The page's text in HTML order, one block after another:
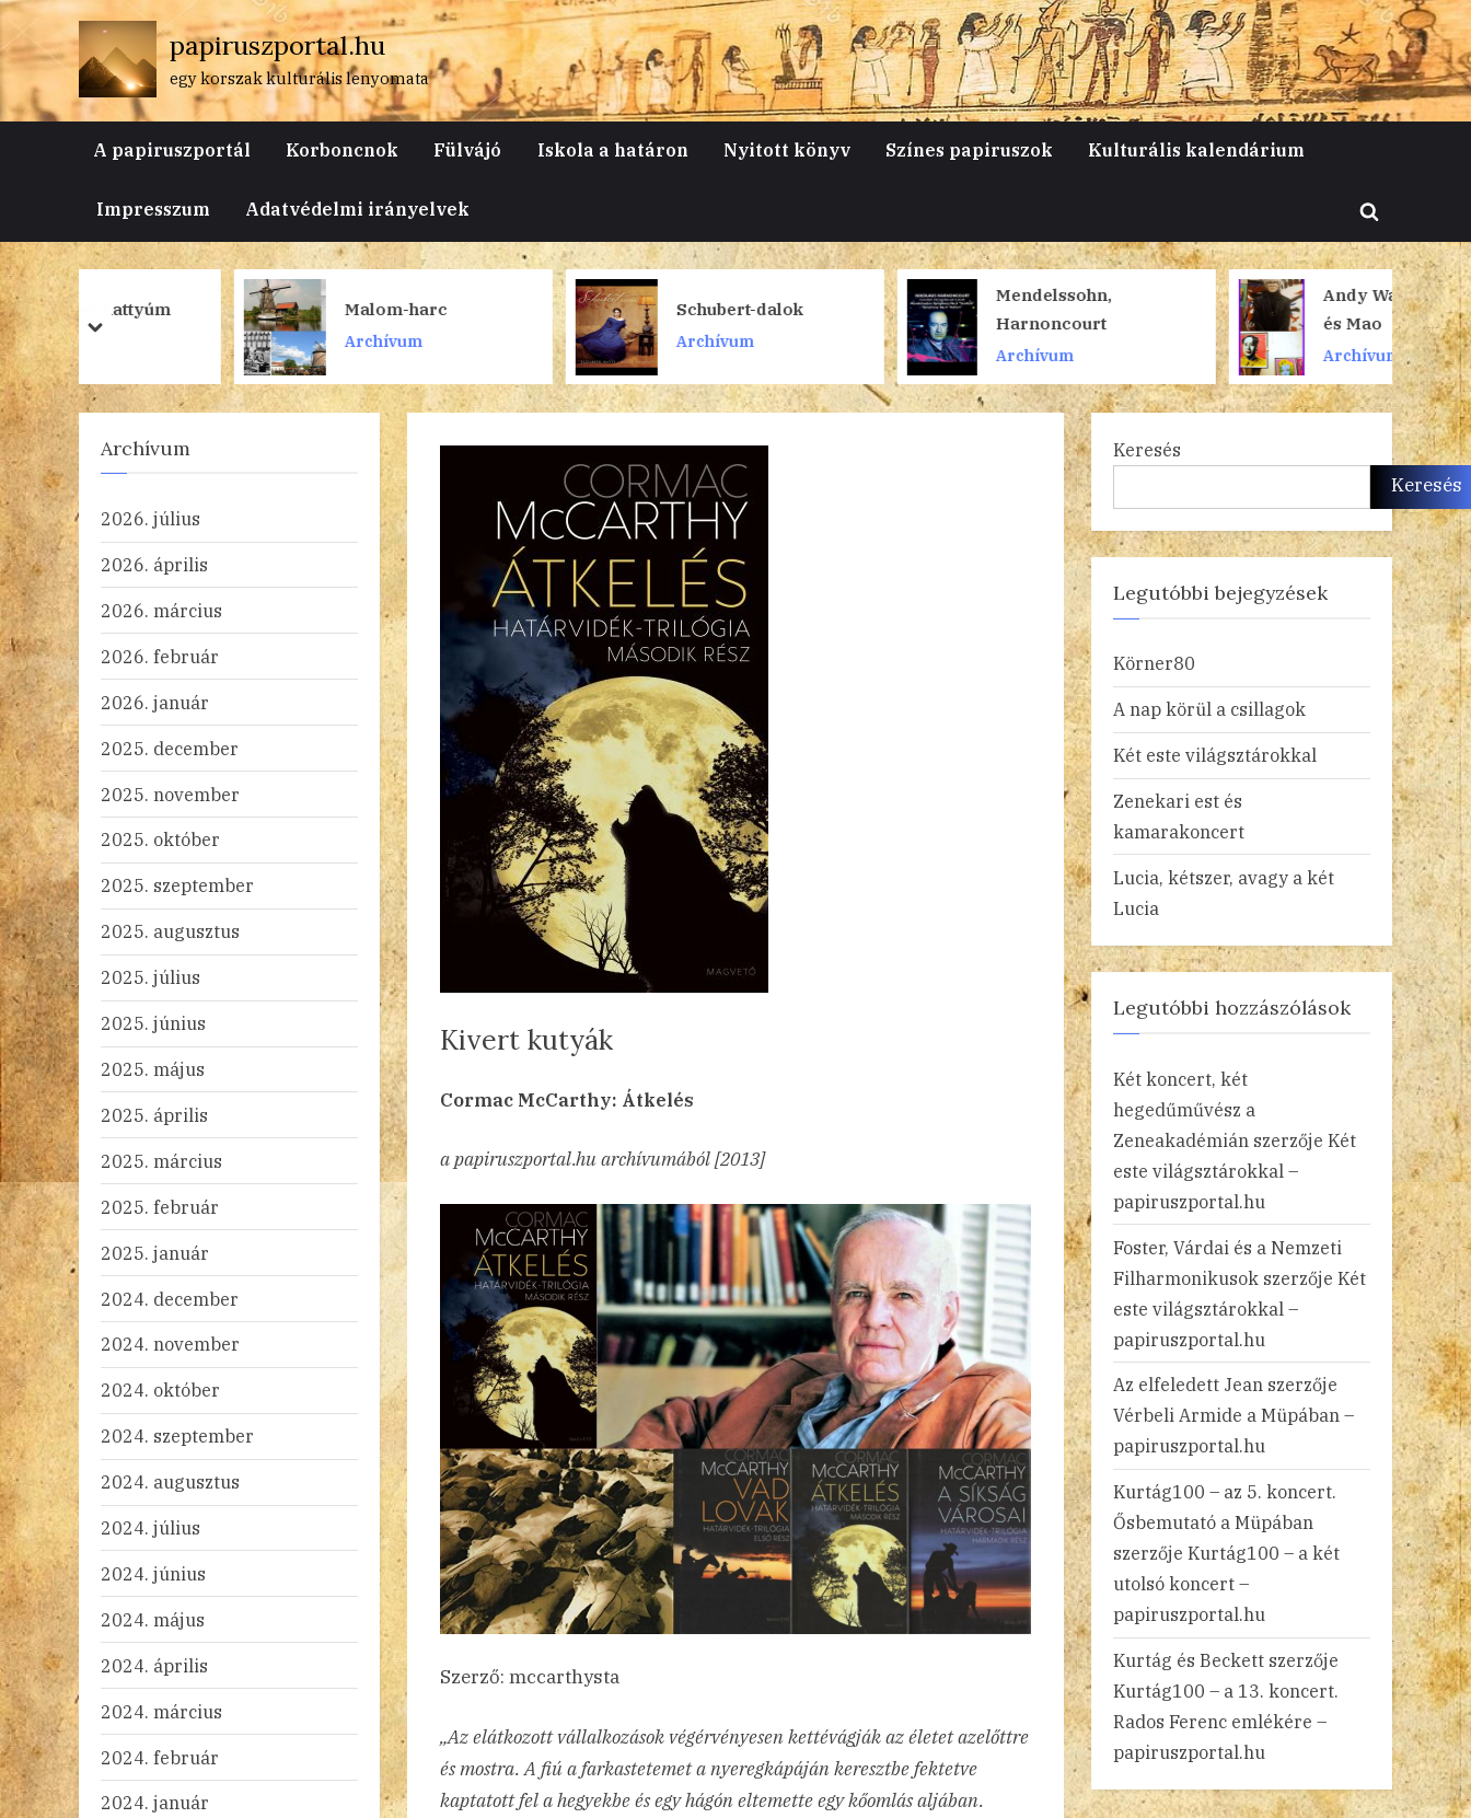
Skip
to
content
papiruszportal.hu
egy korszak kulturális lenyomata
A papiruszportál Korboncnok Fülvájó Iskola a határon Nyitott könyv Színes papiruszok Kulturális kalendárium
Impresszum Adatvédelmi irányelvek
Toggle
search
form
Malom-harc
Archívum
Schubert-dalok
Archívum
Mendelssohn,
Harnoncourt
Archívum
Andy Warhol, Marilyn
és Mao
Archívum
prev
next
Kivert kutyák
2024.01.09.
Nincs hozzászólás
a(z)
bejegyzéshez
Cormac McCarthy: Átkelés
a papiruszportal.hu archívumából [2013]
Szerző: mccarthysta
„Az elátkozott vállalkozások végérvényesen kettévágják az életet azelőttre
és mostra. A fiú a farkastetemet a nyeregkápáján keresztbe fektetve
kaptatott fel a hegyekbe és egy hágón eltemette egy kőomlás aljában.
Archívum
2026. július
2026. április
2026. március
2026. február
2026. január
2025. december
2025. november
2025. október
2025. szeptember
2025. augusztus
2025. július
2025. június
2025. május
2025. április
2025. március
2025. február
2025. január
2024. december
2024. november
2024. október
2024. szeptember
2024. augusztus
2024. július
2024. június
2024. május
2024. április
2024. március
2024. február
2024. január
Keresés
Keresés
Legutóbbi bejegyzések
Körner80
A nap körül a csillagok
Két este világsztárokkal
Zenekari est és
kamarakoncert
Lucia, kétszer, avagy a két
Lucia
Legutóbbi hozzászólások
Két koncert, két
hegedűművész a
Zeneakadémián szerzője Két
este világsztárokkal –
papiruszportal.hu
Foster, Várdai és a Nemzeti
Filharmonikusok szerzője Két
este világsztárokkal –
papiruszportal.hu
Az elfeledett Jean szerzője
Vérbeli Armide a Müpában –
papiruszportal.hu
Kurtág100 – az 5. koncert.
Ősbemutató a Müpában
szerzője Kurtág100 – a két
utolsó koncert –
papiruszportal.hu
Kurtág és Beckett szerzője
Kurtág100 – a 13. koncert.
Rados Ferenc emlékére –
papiruszportal.hu